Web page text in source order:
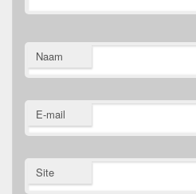
Naam
E-mail
Site